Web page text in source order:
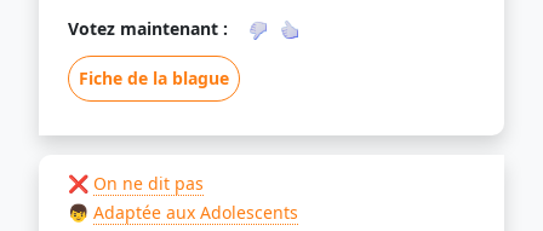
Votez maintenant :
Fiche de la blague
❌ On ne dit pas
👦 Adaptée aux Adolescents